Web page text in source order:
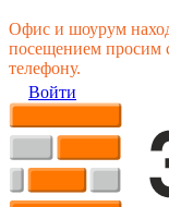
Офис и шоурум
посещением просим
телефону.
Войти